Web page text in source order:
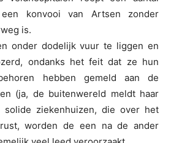
konvooi van Artsen zonder
is.
onder dodelijk vuur te liggen en
ondanks het feit dat ze hun
hebben gemeld aan de
(ja, de buitenwereld meldt haar
solide ziekenhuizen, die over het
worden de een na de ander